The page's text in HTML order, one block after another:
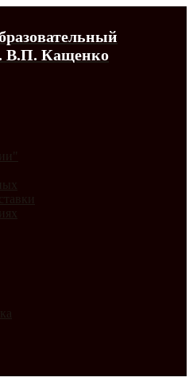
В.П. Кащенко